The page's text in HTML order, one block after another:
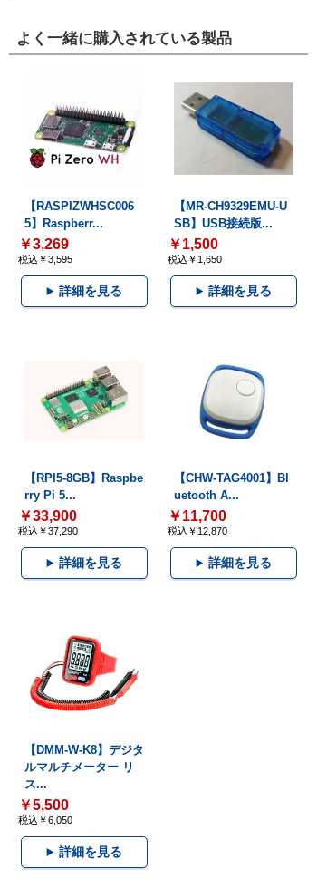
よく一緒に購入されている製品
【RASPIZWHSC006
5】Raspberr...
￥3,269
税込￥3,595
詳細を見る
【MR-CH9329EMU-U
SB】USB接続版...
￥1,500
税込￥1,650
詳細を見る
【RPI5-8GB】Raspbe
rry Pi 5...
￥33,900
税込￥37,290
詳細を見る
【CHW-TAG4001】Bl
uetooth A...
￥11,700
税込￥12,870
詳細を見る
【DMM-W-K8】デジタ
ルマルチメーター リ
ス...
￥5,500
税込￥6,050
詳細を見る